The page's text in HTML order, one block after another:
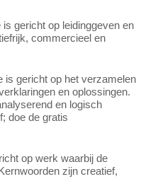
gericht op leidinggeven en
commercieel en
is gericht op het verzamelen
en oplossingen.
en logisch
doe de gratis
op werk waarbij de
zijn creatief,